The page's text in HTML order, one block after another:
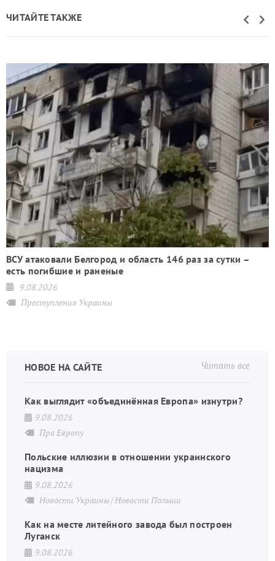
ЧИТАЙТЕ ТАКЖЕ
ВСУ атаковали Белгород и область 146 раз за сутки –
есть погибшие и раненые
9.08.2026
Преступления Украины
Читать все
НОВОЕ НА САЙТЕ
Как выглядит «объединённая Европа» изнутри?
9.08.2026
Про Европу
Польские иллюзии в отношении украинского
нацизма
9.08.2026
Новости Украины Новости Польши
Как на месте литейного завода был построен
Луганск
9.08.2026